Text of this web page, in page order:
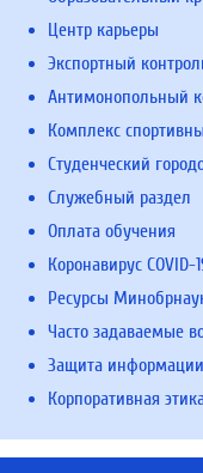
Центр карьеры
Экспортный
Антимонопольный
Комплекс
Студенческий
Служебный раздел
Оплата обучения
Коронавирус COVID-
Ресурсы
Часто задаваемые
Защита информации
Корпоративная